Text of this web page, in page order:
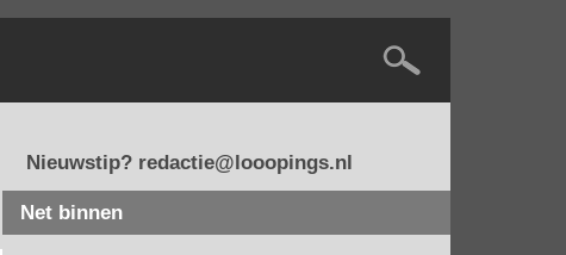
Nieuwstip? redactie@looopings.nl
Net binnen